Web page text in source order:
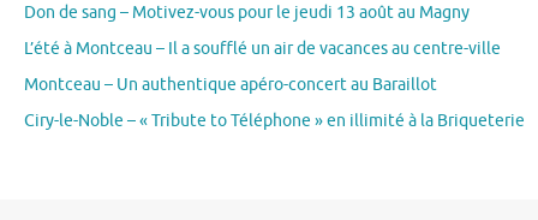
Don de sang – Motivez-vous pour le jeudi 13 août au Magny
L’été à Montceau – Il a soufflé un air de vacances au centre-ville
Montceau – Un authentique apéro-concert au Baraillot
Ciry-le-Noble – « Tribute to Téléphone » en illimité à la Briqueterie